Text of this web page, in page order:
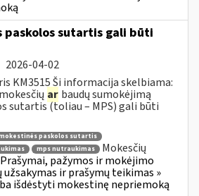
paskolos sutartis gali būti
2026-04-02
KM3515 Ši informacija skelbiama:
ar baudų sumokėjimą
sutartis (toliau – MPS) gali būti
paskolos sutartis
mps nutraukimas
Mokesčių
Prašymai, pažymos ir mokėjimo
užsakymas ir prašymų teikimas »
išdėstyti mokestinę nepriemoką